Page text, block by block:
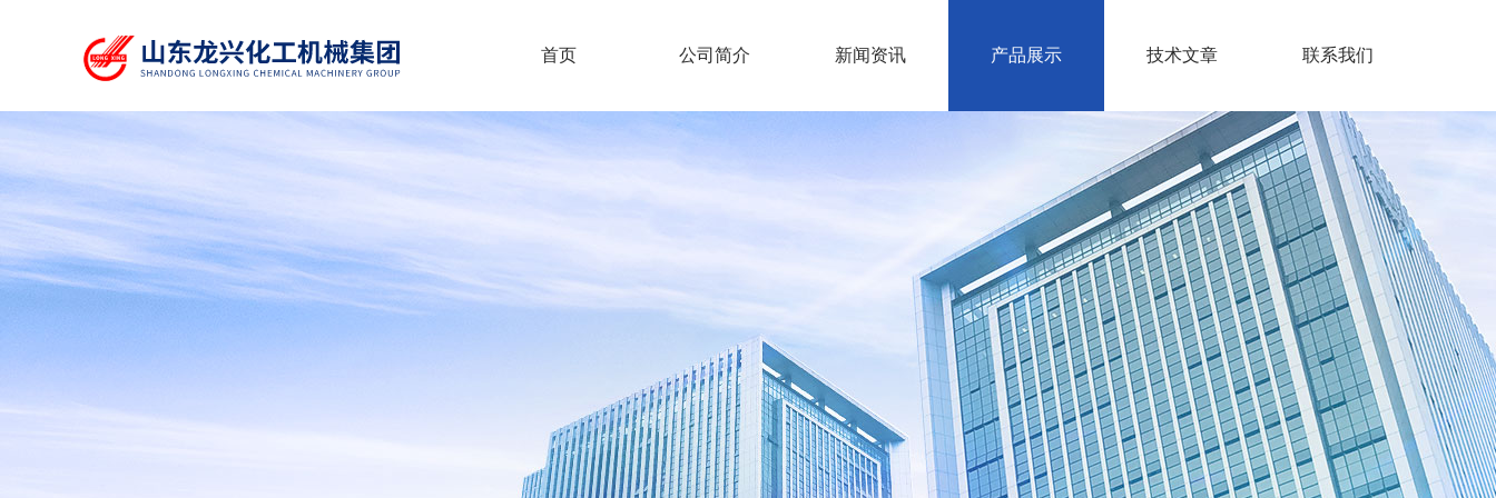
首页 公司简介 新闻资讯 产品展示 技术文章 联系我们